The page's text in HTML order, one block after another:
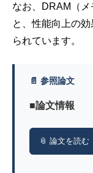
なお、DRAM（
と、性能向上の
られています。
📄 参照論文
■論文情報
📎 論文を読む